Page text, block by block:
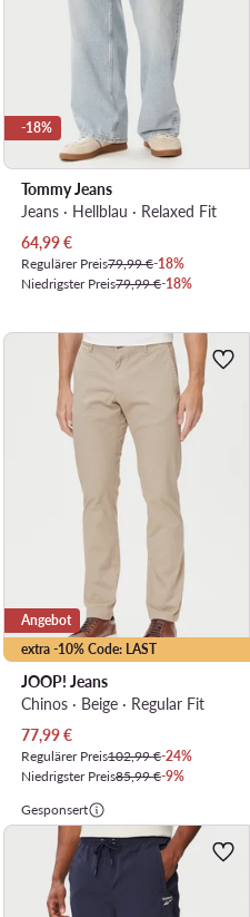
-18%
Tommy Jeans
Jeans · Hellblau · Relaxed Fit
Aktueller Preis
64,99€
Regulärer Preis79,99 €-18%
Niedrigster Preis79,99 €-18%
extra -10% Code: LAST
Angebot
JOOP! Jeans
Chinos · Beige · Regular Fit
Aktueller Preis
77,99€
Regulärer Preis102,99 €-24%
Niedrigster Preis85,99 €-9%
Gesponsert